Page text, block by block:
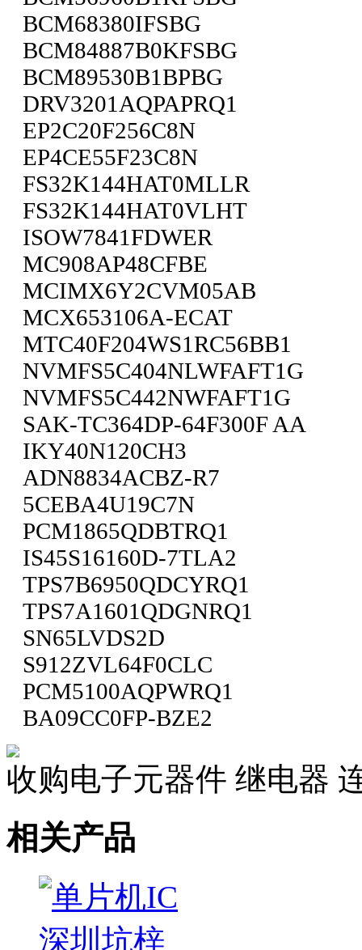
BCM68380IFSBG
BCM84887B0KFSBG
BCM89530B1BPBG
DRV3201AQPAPRQ1
EP2C20F256C8N
EP4CE55F23C8N
FS32K144HAT0MLLR
FS32K144HAT0VLHT
ISOW7841FDWER
MC908AP48CFBE
MCIMX6Y2CVM05AB
MCX653106A-ECAT
MTC40F204WS1RC56BB1
NVMFS5C404NLWFAFT1G
NVMFS5C442NWFAFT1G
SAK-TC364DP-64F300F AA
IKY40N120CH3
ADN8834ACBZ-R7
5CEBA4U19C7N
PCM1865QDBTRQ1
IS45S16160D-7TLA2
TPS7B6950QDCYRQ1
TPS7A1601QDGNRQ1
SN65LVDS2D
S912ZVL64F0CLC
PCM5100AQPWRQ1
BA09CC0FP-BZE2
收购电子元器件 继电器
相关产品